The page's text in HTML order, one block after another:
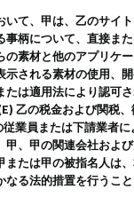
て、甲は、乙のサイ
柄について、直接ま
の素材と他のアプリ
される素材の使用、
は適用法により認可
乙の税金および関税
業員または下請業者
、甲の関連会社およ
たは甲の被指名人は
る法的措置を行うこ